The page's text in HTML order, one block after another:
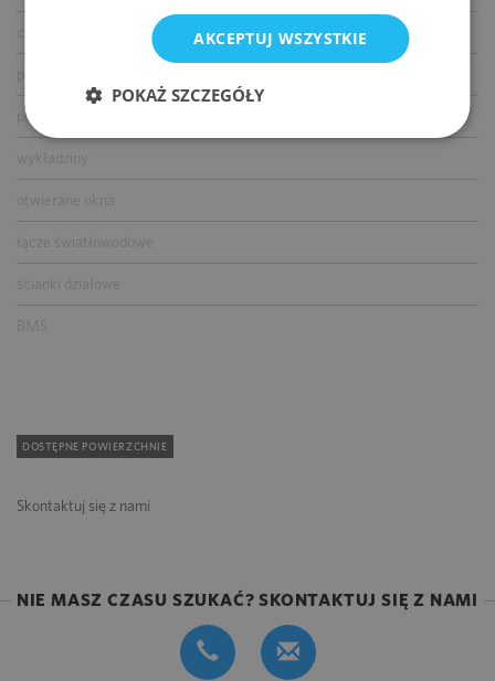
podwieszane sufity
wykładziny
łącze światłowodowe
ścianki działowe
BMS
DOSTĘPNE POWIERZCHNIE
Skontaktuj się z nami
NIE MASZ CZASU SZUKAĆ? SKONTAKTUJ SIĘ Z NAMI
AKCEPTUJ WSZYSTKIE
POKAŻ SZCZEGÓŁY